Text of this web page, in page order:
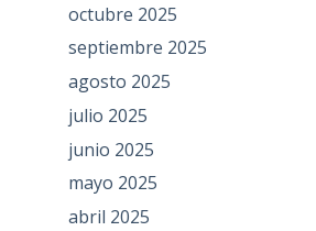
octubre 2025
septiembre 2025
agosto 2025
julio 2025
junio 2025
mayo 2025
abril 2025